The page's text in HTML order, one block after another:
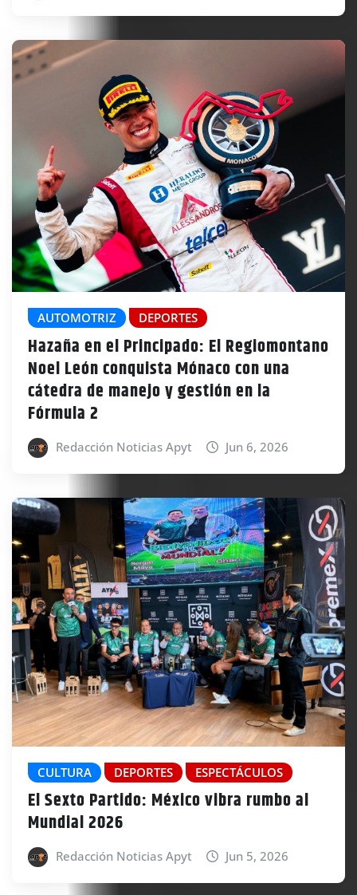
AUTOMOTRIZ DEPORTES
Hazaña en el Principado: El Regiomontano
Noel León conquista Mónaco con una
cátedra de manejo y gestión en la
Fórmula 2
Redacción Noticias Apyt Jun 6, 2026
CULTURA DEPORTES ESPECTÁCULOS
El Sexto Partido: México vibra rumbo al
Mundial 2026
Redacción Noticias Apyt Jun 5, 2026